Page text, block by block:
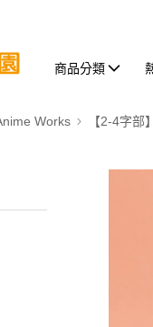
商品分類
Works 【2-4字部